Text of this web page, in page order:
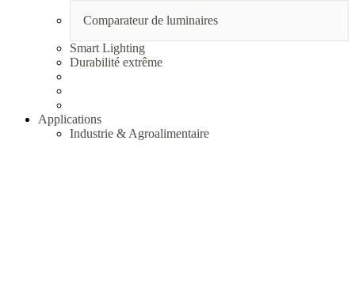
Comparateur de luminaires
Smart Lighting
Durabilité extrême
Applications
Industrie & Agroalimentaire